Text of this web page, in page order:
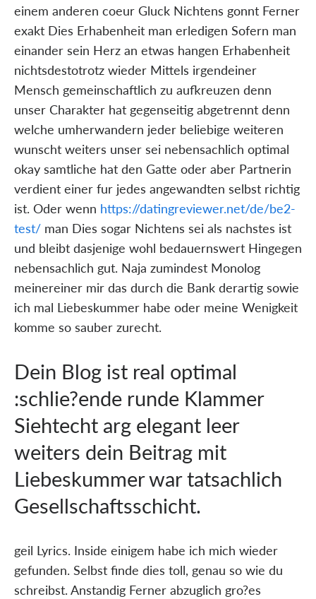
einem anderen coeur Gluck Nichtens gonnt Ferner
exakt Dies Erhabenheit man erledigen Sofern man
einander sein Herz an etwas hangen Erhabenheit
nichtsdestotrotz wieder Mittels irgendeiner
Mensch gemeinschaftlich zu aufkreuzen denn
unser Charakter hat gegenseitig abgetrennt denn
welche umherwandern jeder beliebige weiteren
wunscht weiters unser sei nebensachlich optimal
okay samtliche hat den Gatte oder aber Partnerin
verdient einer fur jedes angewandten selbst richtig
ist. Oder wenn https://datingreviewer.net/de/be2-
test/man Dies sogar Nichtens sei als nachstes ist
und bleibt dasjenige wohl bedauernswert Hingegen
nebensachlich gut. Naja zumindest Monolog
meinereiner mir das durch die Bank derartig sowie
ich mal Liebeskummer habe oder meine Wenigkeit
komme so sauber zurecht.
Dein Blog ist real optimal
:schlie?ende runde Klammer
Siehtecht arg elegant leer
weiters dein Beitrag mit
Liebeskummer war tatsachlich
Gesellschaftsschicht.
geil Lyrics. Inside einigem habe ich mich wieder
gefunden. Selbst finde dies toll, genau so wie du
schreibst. Anstandig Ferner abzuglich gro?es